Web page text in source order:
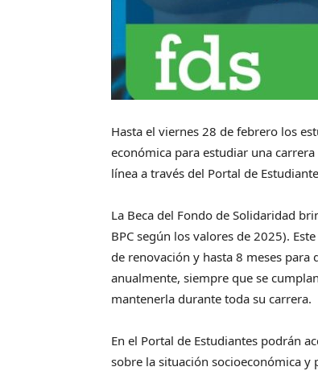
Hasta el viernes 28 de febrero los
económica para estudiar una carrera
línea a través del Portal de
La Beca del Fondo de Solidaridad
BPC según los valores de 2025).
de renovación y hasta 8 meses para
anualmente, siempre que se
mantenerla durante toda su carrera.
En el Portal de Estudiantes podrán
sobre la situación socioeconómica